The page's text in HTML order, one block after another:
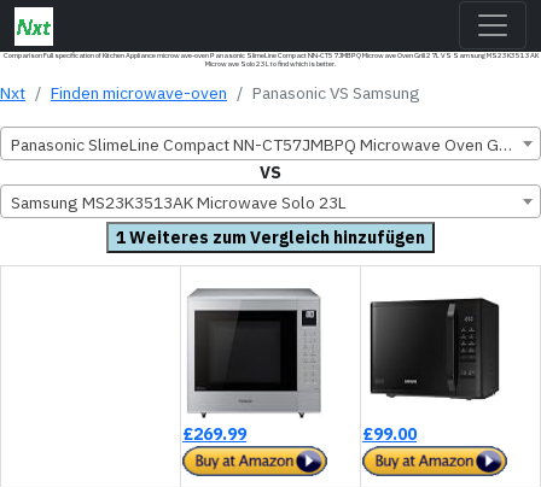
Comparison Full specification of Kitchen Appliance microwave-oven Panasonic SlimeLine Compact NN-CT57JMBPQ Microwave Oven Grill 27L VS Samsung MS23K3513AK
Microwave Solo 23L to find which is better.
Nxt Finden microwave-oven Panasonic VS Samsung
Panasonic SlimeLine Compact NN-CT57JMBPQ Microwave Oven Grill 27L
VS
Samsung MS23K3513AK Microwave Solo 23L
1 Weiteres zum Vergleich hinzufügen
£269.99 £99.00